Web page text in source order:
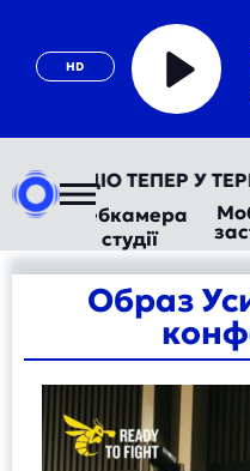
HD
Play
ТЕПЕР У
Вебкамера
студії
Образ